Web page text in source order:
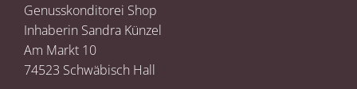
Genusskonditorei Shop
Inhaberin Sandra Künzel
Am Markt 10
74523 Schwäbisch Hall